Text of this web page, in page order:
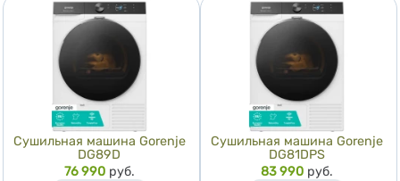
Сушильная машина Gorenje
DG89D
Цена
76 990 руб.
Сушильная машина Gorenje
DG81DPS
Цена
83 990 руб.